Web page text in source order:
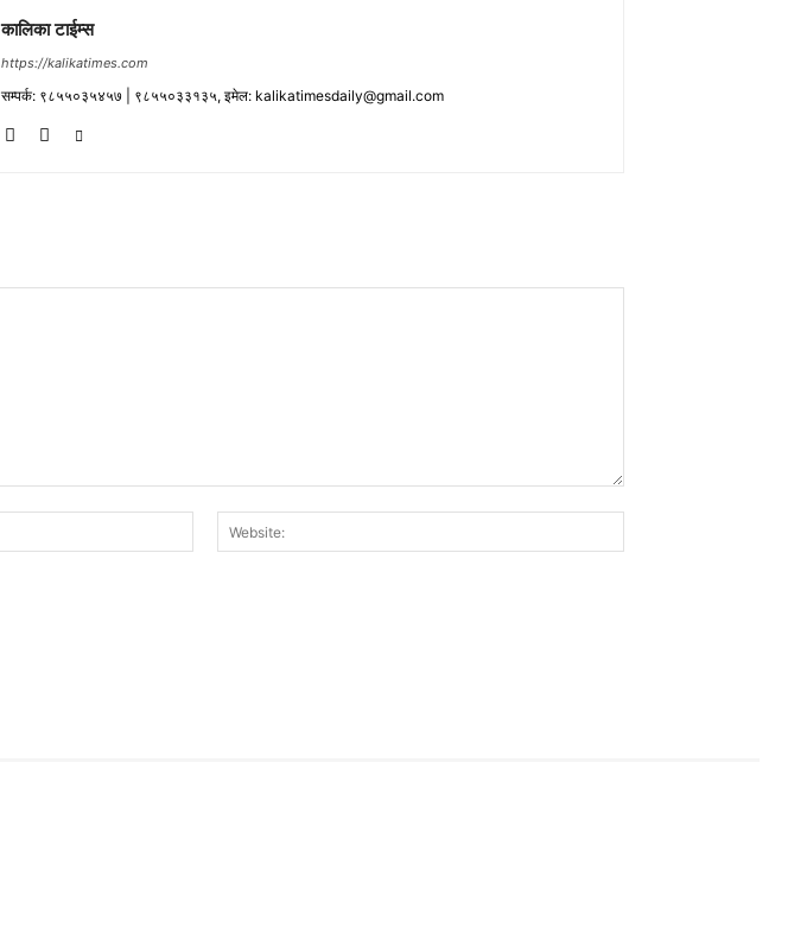
कालिका टाईम्स
https://kalikatimes.com
सम्पर्क: ९८५५०३५४५७ | ९८५५०३३१३५, इमेल: kalikatimesdaily@gmail.com
Email: